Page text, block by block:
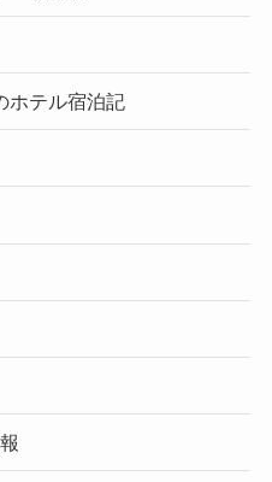
ホテル宿泊記